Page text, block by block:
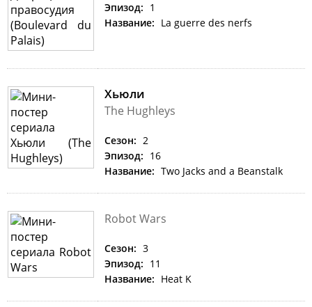
Эпизод: 1
Название: La guerre des nerfs
Хьюли
The Hughleys
Сезон: 2
Эпизод: 16
Название: Two Jacks and a Beanstalk
Robot Wars
Сезон: 3
Эпизод: 11
Название: Heat K